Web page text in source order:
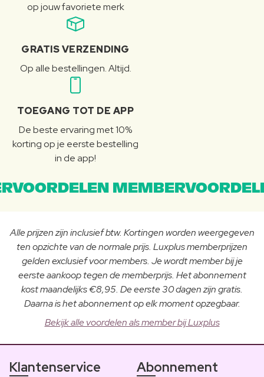
op jouw favoriete merk
GRATIS VERZENDING
Op alle bestellingen. Altijd.
TOEGANG TOT DE APP
De beste ervaring met 10%
korting op je eerste bestelling
in de app!
Alle prijzen zijn inclusief btw. Kortingen worden weergegeven
ten opzichte van de normale prijs. Luxplus memberprijzen
gelden exclusief voor members. Je wordt member bij je
eerste aankoop tegen de memberprijs. Het abonnement
kost maandelijks €8,95. De eerste 30 dagen zijn gratis.
Daarna is het abonnement op elk moment opzegbaar.
Bekijk alle voordelen als member bij Luxplus
Klantenservice Abonnement